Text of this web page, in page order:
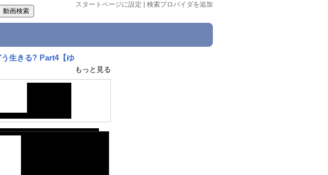
スタートページに設定 | 検索プロバイダを追加
生きる? Part4【ゆ
もっと見る